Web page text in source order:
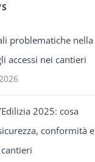
problematiche nella
accessi nei cantieri
2025: cosa
conformità e